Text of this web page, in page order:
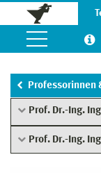
Professorinnen
Prof. Dr.-Ing.
Prof. Dr.-Ing.